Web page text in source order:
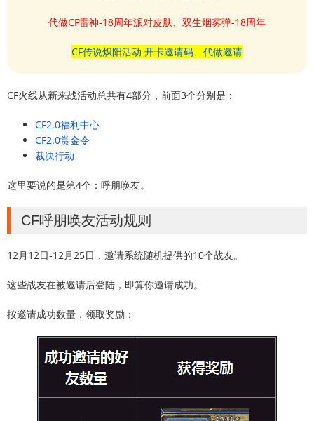
代做CF雷神-18周年派对皮肤、双生烟雾弹-18周年
CF传说炽阳活动 开卡邀请码、代做邀请
CF火线从新来战活动总共有4部分，前面3个分别是：
CF2.0福利中心
CF2.0赏金令
裁决行动
这里要说的是第4个：呼朋唤友。
CF呼朋唤友活动规则
12月12日-12月25日，邀请系统随机提供的10个战友。
这些战友在被邀请后登陆，即算你邀请成功。
按邀请成功数量，领取奖励：